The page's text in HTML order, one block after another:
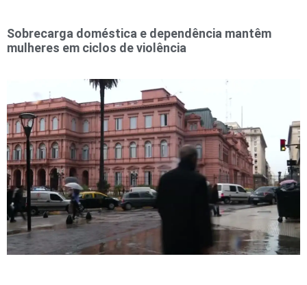
Sobrecarga doméstica e dependência mantêm
mulheres em ciclos de violência